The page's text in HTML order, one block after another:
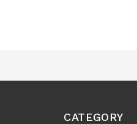
CATEGORY